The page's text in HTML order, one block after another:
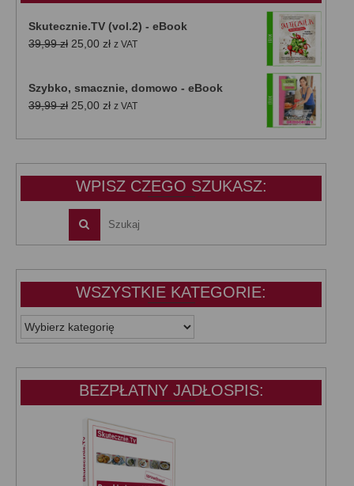
Skutecznie.TV (vol.2) - eBook
39,99zł Pierwotna
39,99 zł.
25,00 złAktualna
25,00 zł.
z VAT
Szybko, smacznie, domowo - eBook
39,99zł Pierwotna
wynosiła:
25,00 złAktualna
wynosi:
z VAT
WPISZ CZEGO SZUKASZ:
WSZYSTKIE KATEGORIE:
WSZYSTKIE
KATEGORIE:
BEZPŁATNY JADŁOSPIS: